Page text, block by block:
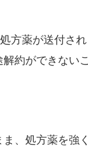
方薬が送付さ
約ができない
ま、処方薬を強